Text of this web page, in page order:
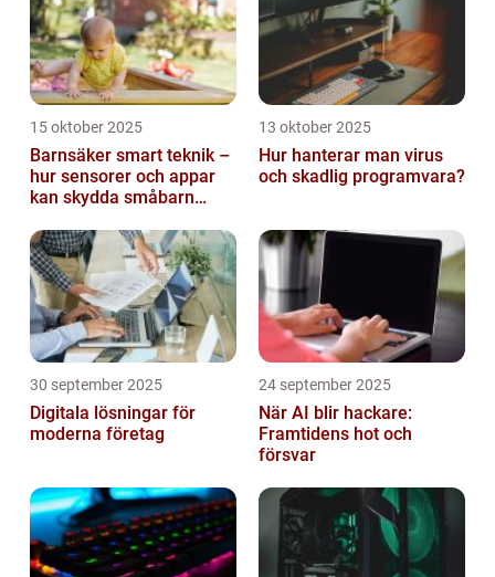
15 oktober 2025
Barnsäker smart teknik –
hur sensorer och appar
kan skydda småbarn
13 oktober 2025
Hur hanterar man virus
och skadlig programvara?
30 september 2025
Digitala lösningar för
moderna företag
24 september 2025
När AI blir hackare:
Framtidens hot och
försvar